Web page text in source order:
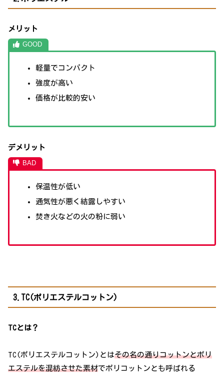
メリット
軽量でコンパクト
強度が高い
価格が比較的安い
デメリット
保温性が低い
通気性が悪く結露しやすい
焚き火などの火の粉に弱い
3.TC(ポリエステルコットン)
TCとは？
TC(ポリエステルコットン)とはその名の通りコットンとポリ
エステルを混紡させた素材でポリコットンとも呼ばれる